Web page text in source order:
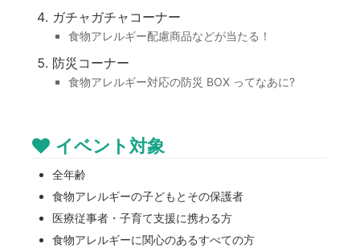
ガチャガチャコーナー
食物アレルギー配慮商品などが当たる！
防災コーナー
食物アレルギー対応の防災 BOX ってなあに?
イベント対象
全年齢
食物アレルギーの子どもとその保護者
医療従事者・子育て支援に携わる方
食物アレルギーに関心のあるすべての方